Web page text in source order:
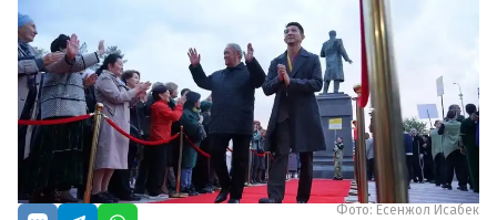
+7 701 220 64 52
Пошта
zhasalash100@gmail.com
Фото: Есенжол Исабек